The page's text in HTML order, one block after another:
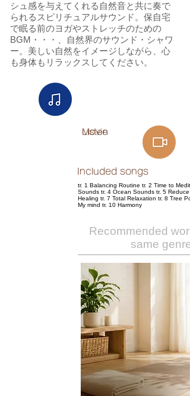
シュ感を与えてくれる自然音と共に奏で
られるスピリチュアルサウンド。保自宅
で眠る前のヨガやストレッチのための
BGM・・・、自然界のサウンド・シャワ
ー。美しい自然をイメージしながら、心
も身体もリラックスしてください。
Listen
Movie
Included songs
tr. 1 Balancing Routine tr. 2 Time to
Sounds tr. 4 Ocean Sounds tr. 5 Reduce
Healing tr. 7 Total Relaxation tr. 8 Tree
My mind tr. 10 Harmony
Recommended
same genre